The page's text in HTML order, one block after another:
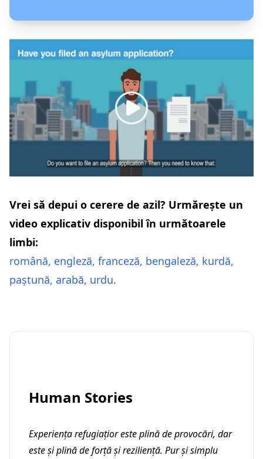
Vrei să depui o cerere de azil? Urmărește un
video explicativ disponibil în următoarele
limbi:
română, engleză, franceză, bengaleză, kurdă,
paștună, arabă, urdu.
Human Stories
Experiența refugiațior este plină de provocări, dar
este și plină de forță și reziliență. Pur și simplu